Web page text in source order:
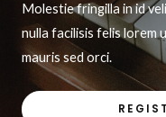
Molestie fringilla in id
nulla facilisis felis lorem
mauris sed orci.